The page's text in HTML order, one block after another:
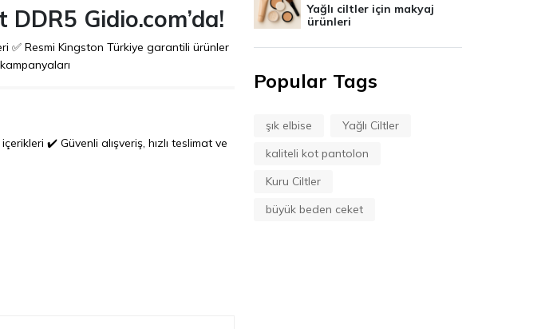
Gidio.com’da!
✅ Resmi Kingston Türkiye garantili ürünler
✔️ Güvenli alışveriş, hızlı teslimat ve
Yağlı ciltler için makyaj
ürünleri
Popular Tags
şık elbise
Yağlı Ciltler
kaliteli kot pantolon
Kuru Ciltler
büyük beden ceket